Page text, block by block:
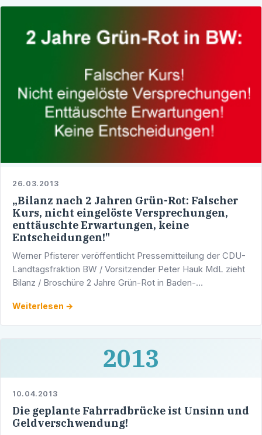
26.03.2013
„Bilanz nach 2 Jahren Grün-Rot: Falscher
Kurs, nicht eingelöste Versprechungen,
enttäuschte Erwartungen, keine
Entscheidungen!"
Werner Pfisterer veröffentlicht Pressemitteilung der CDU-
Landtagsfraktion BW / Vorsitzender Peter Hauk MdL zieht
Bilanz / Broschüre 2 Jahre Grün-Rot in Baden-
bleiben …
Weiterlesen →
2013
10.04.2013
Die geplante Fahrradbrücke ist Unsinn und
Geldverschwendung!